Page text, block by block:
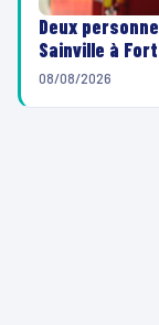
Deux
Sainville à
08/08/2026